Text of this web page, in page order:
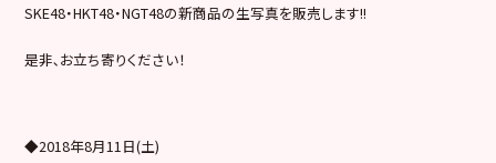
SKE48・HKT48・NGT48の新商品の生写真を販売します!!
是非､お立ち寄りください！
◆2018年8月11日(土)